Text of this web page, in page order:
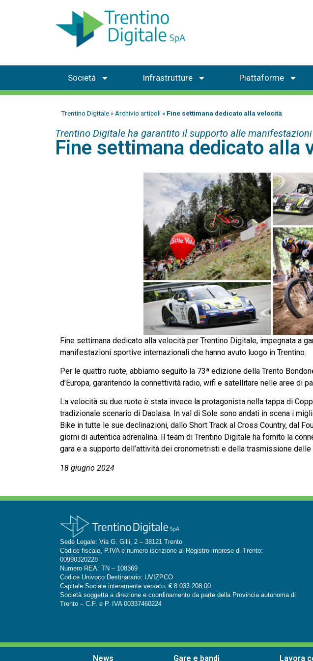
Società Infrastrutture Piattaforme
Trentino Digitale » Archivio articoli » Fine settimana dedicato alla velocità
Trentino Digitale ha garantito il supporto alle
Fine settimana dedicato alla
Fine settimana dedicato alla velocità per Trentino Digitale, impegnata a
manifestazioni sportive internazionali che hanno avuto luogo in Trentino.
Per le quattro ruote, abbiamo seguito la 73ª edizione della Trento
d’Europa, garantendo la connettività radio, wifi e satellitare nelle aree di
La velocità su due ruote è stata invece la protagonista nella tappa di
tradizionale scenario di Daolasa. In val di Sole sono andati in scena i
Bike in tutte le sue declinazioni, dallo Short Track al Cross Country, dal
giorni di autentica adrenalina. Il team di Trentino Digitale ha fornito la
gara e a supporto dell’attività dei cronometristi e della trasmissione
18 giugno 2024
Sede Legale: Via G. Gilli, 2 – 38121 Trento
Codice fiscale, P.IVA e numero iscrizione al Registro imprese di Trento:
00990320228
Numero REA: TN – 108369
Codice Univoco Destinatario: UVIZPCO
Capitale Sociale interamente versato: € 8.033.208,00
Società soggetta a direzione e coordinamento da parte della Provincia autonoma di
Trento – C.F. e P. IVA 00337460224
News Gare e bandi Lavora